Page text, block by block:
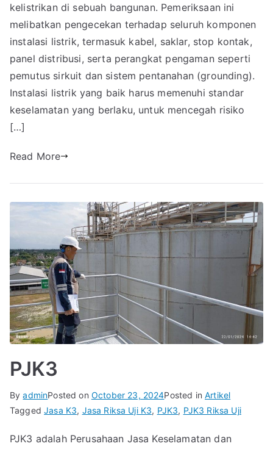
kelistrikan di sebuah bangunan. Pemeriksaan ini
melibatkan pengecekan terhadap seluruh komponen
instalasi listrik, termasuk kabel, saklar, stop kontak,
panel distribusi, serta perangkat pengaman seperti
pemutus sirkuit dan sistem pentanahan (grounding).
Instalasi listrik yang baik harus memenuhi standar
keselamatan yang berlaku, untuk mencegah risiko
[…]
Read More
PJK3
ByadminPosted on October 23, 2024Posted inArtikel
TaggedJasa K3, Jasa Riksa Uji K3, PJK3, PJK3 Riksa Uji
PJK3 adalah Perusahaan Jasa Keselamatan dan